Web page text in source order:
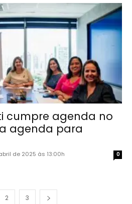
cumpre agenda no
agenda para
de 2025 às 13:00h 0
2 3